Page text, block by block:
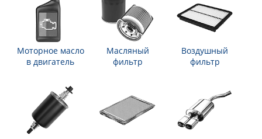
Моторное масло
в двигатель
Масляный
фильтр
Воздушный
фильтр